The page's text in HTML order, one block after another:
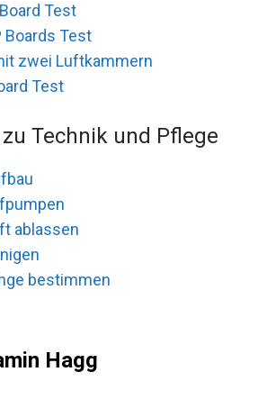
Test
Boards Test
zwei Luftkammern
Test
Technik und Pflege
ablassen
bestimmen
Hagg